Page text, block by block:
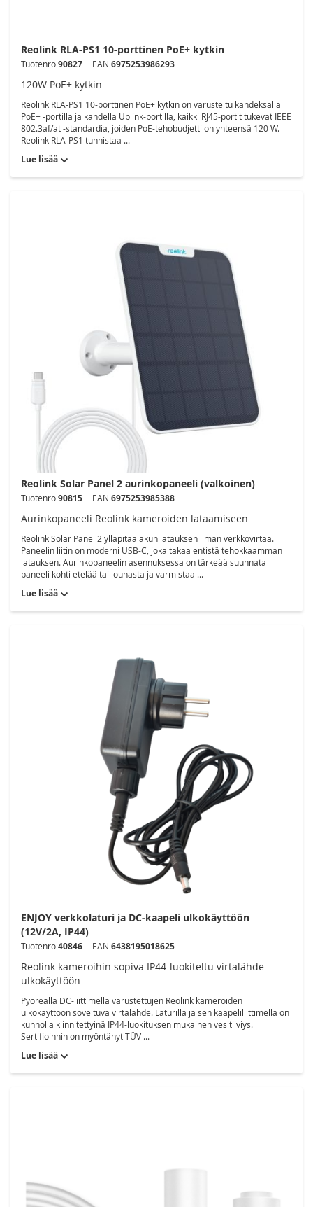
Reolink RLA-PS1 10-porttinen PoE+ kytkin
Tuotenro90827 EAN 6975253986293
120W PoE+ kytkin
Reolink RLA-PS1 10-porttinen PoE+ kytkin on varusteltu kahdeksalla
PoE+ -portilla ja kahdella Uplink-portilla, kaikki RJ45-portit tukevat IEEE
802.3af/at -standardia, joiden PoE-tehobudjetti on yhteensä 120 W.
Reolink RLA-PS1 tunnistaa ...
Lue lisää
Reolink Solar Panel 2 aurinkopaneeli (valkoinen)
Tuotenro90815 EAN 6975253985388
Aurinkopaneeli Reolink kameroiden lataamiseen
Reolink Solar Panel 2 ylläpitää akun latauksen ilman verkkovirtaa.
Paneelin liitin on moderni USB-C, joka takaa entistä tehokkaamman
latauksen. Aurinkopaneelin asennuksessa on tärkeää suunnata
paneeli kohti etelää tai lounasta ja varmistaa ...
Lue lisää
ENJOY verkkolaturi ja DC-kaapeli ulkokäyttöön
(12V/2A, IP44)
Tuotenro40846 EAN 6438195018625
Reolink kameroihin sopiva IP44-luokiteltu virtalähde
ulkokäyttöön
Pyöreällä DC-liittimellä varustettujen Reolink kameroiden
ulkokäyttöön soveltuva virtalähde. Laturilla ja sen kaapeliliittimellä on
kunnolla kiinnitettyinä IP44-luokituksen mukainen vesitiiviys.
Sertifioinnin on myöntänyt TÜV ...
Lue lisää